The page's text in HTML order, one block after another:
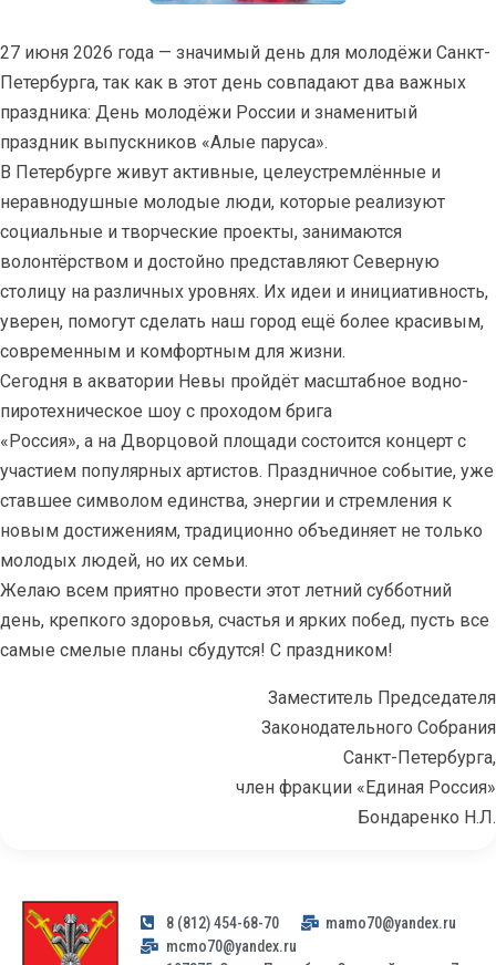
27 июня 2026 года — значимый день для молодёжи Санкт-
Петербурга, так как в этот день совпадают два важных
праздника: День молодёжи России и знаменитый
праздник выпускников «Алые паруса».
В Петербурге живут активные, целеустремлённые и
неравнодушные молодые люди, которые реализуют
социальные и творческие проекты, занимаются
волонтёрством и достойно представляют Северную
столицу на различных уровнях. Их идеи и инициативность,
уверен, помогут сделать наш город ещё более красивым,
современным и комфортным для жизни.
Сегодня в акватории Невы пройдёт масштабное водно-
пиротехническое шоу с проходом брига
«Россия», а на Дворцовой площади состоится концерт с
участием популярных артистов. Праздничное событие, уже
ставшее символом единства, энергии и стремления к
новым достижениям, традиционно объединяет не только
молодых людей, но их семьи.
Желаю всем приятно провести этот летний субботний
день, крепкого здоровья, счастья и ярких побед, пусть все
самые смелые планы сбудутся! С праздником!
Заместитель Председателя
Законодательного Собрания
Санкт-Петербурга,
член фракции «Единая Россия»
Бондаренко Н.Л.
8 (812) 454-68-70
mamo70@yandex.ru
mcmo70@yandex.ru